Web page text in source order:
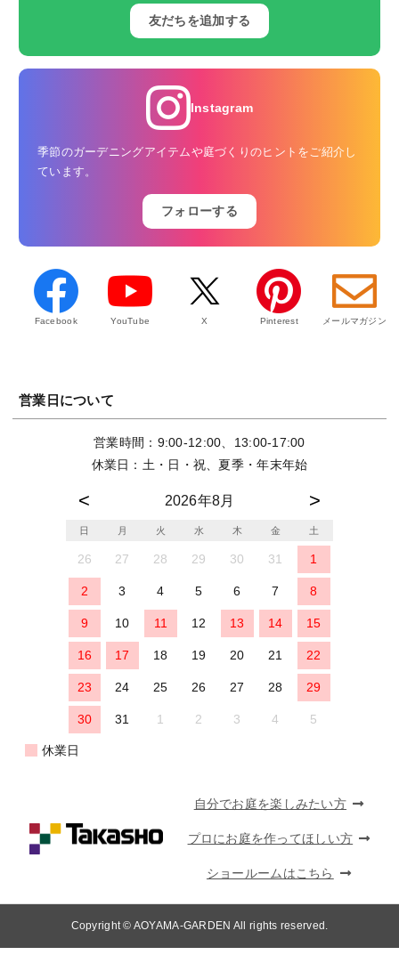
友だちを追加する
Instagram
季節のガーデニングアイテムや庭づくりのヒントをご紹介し
ています。
フォローする
Facebook YouTube X Pinterest メールマガジン
営業日について
営業時間：9:00-12:00、13:00-17:00
休業日：土・日・祝、夏季・年末年始
2026年8月
日 月 火 水 木 金 土
26 27 28 29 30 31 1
2 3 4 5 6 7 8
9 10 11 12 13 14 15
16 17 18 19 20 21 22
23 24 25 26 27 28 29
30 31 1 2 3 4 5
休業日
自分でお庭を楽しみたい方
プロにお庭を作ってほしい方
ショールームはこちら
Copyright © AOYAMA-GARDEN All rights reserved.